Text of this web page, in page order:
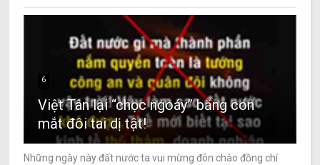
6
Việt Tân lại “chọc ngoáy” bằng con
mắt đôi tai dị tật!
Những ngày này đất nước ta vui mừng đón chào đồng chí